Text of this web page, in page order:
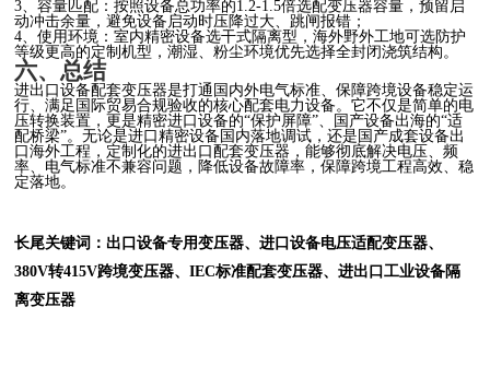
3、容量匹配：按照设备总功率的1.2-1.5倍选配变压器容量，预留启
动冲击余量，避免设备启动时压降过大、跳闸报错；
4、使用环境：室内精密设备选干式隔离型，海外野外工地可选防护
等级更高的定制机型，潮湿、粉尘环境优先选择全封闭浇筑结构。
六、总结
进出口设备配套变压器是打通国内外电气标准、保障跨境设备稳定运
行、满足国际贸易合规验收的核心配套电力设备。它不仅是简单的电
压转换装置，更是精密进口设备的“保护屏障”、国产设备出海的“适
配桥梁”。无论是进口精密设备国内落地调试，还是国产成套设备出
口海外工程，定制化的进出口配套变压器，能够彻底解决电压、频
率、电气标准不兼容问题，降低设备故障率，保障跨境工程高效、稳
定落地。
长尾关键词：出口设备专用变压器、进口设备电压适配变压器、
380V转415V跨境变压器、IEC标准配套变压器、进出口工业设备隔
离变压器